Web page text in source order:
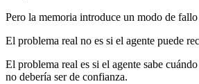
Pero la memoria introduce un modo de
El problema real no es si el agente puede
El problema real es si el agente sabe
no debería ser de confianza.